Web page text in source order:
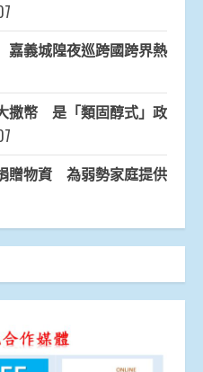
義城隍夜巡跨國跨界熱
撒幣 是「類固醇式」政
贈物資 為弱勢家庭提供